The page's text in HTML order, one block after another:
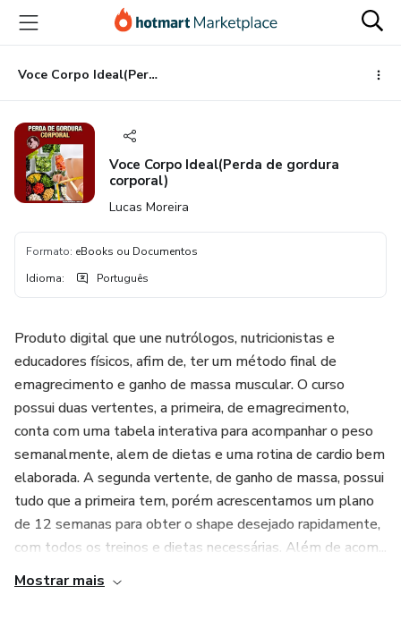
para
conteúdo
principal
para
pagamento
para
rodapé
Voce Corpo Ideal(Perda de gordura corporal)
Voce Corpo Ideal(Perda de gordura
corporal)
Lucas Moreira
Formato: eBooks ou Documentos
Idioma: Português
Produto digital que une nutrólogos, nutricionistas e
educadores físicos, afim de, ter um método final de
emagrecimento e ganho de massa muscular. O curso
possui duas vertentes, a primeira, de emagrecimento,
conta com uma tabela interativa para acompanhar o peso
semanalmente, alem de dietas e uma rotina de cardio bem
elaborada. A segunda vertente, de ganho de massa, possui
tudo que a primeira tem, porém acrescentamos um plano
de 12 semanas para obter o shape desejado rapidamente,
com todos os treinos e dietas necessárias. Além de acom...
Mostrar mais